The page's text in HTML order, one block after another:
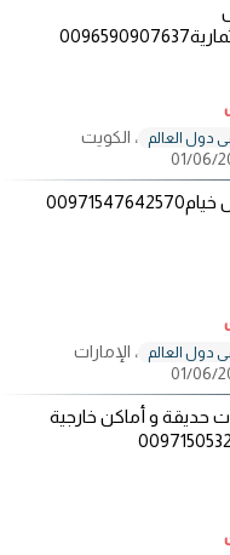
دول العالم
، الكويت
دول العالم
، الإمارات
حديقة و أماكن خارجية